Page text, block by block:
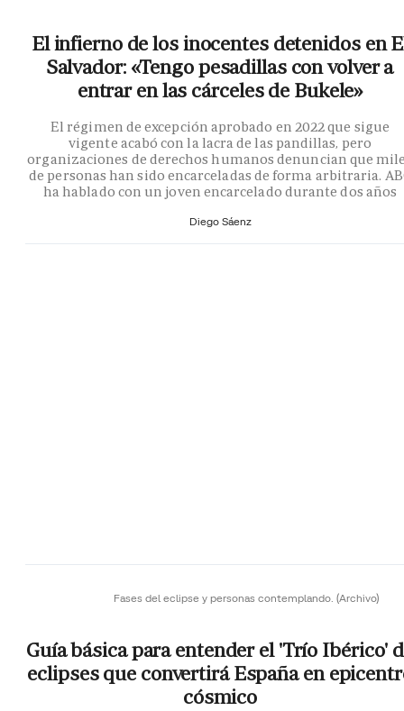
El infierno de los inocentes detenidos en
Salvador: «Tengo pesadillas con volver a
entrar en las cárceles de Bukele»
El régimen de excepción aprobado en 2022 que sigue
vigente acabó con la lacra de las pandillas, pero
organizaciones de derechos humanos denuncian que
de personas han sido encarceladas de forma arbitraria.
ha hablado con un joven encarcelado durante dos años
Diego Sáenz
Fases del eclipse y personas contemplando. (Archivo)
Guía básica para entender el 'Trío Ibérico'
eclipses que convertirá España en
cósmico